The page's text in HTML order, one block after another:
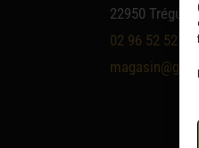
22950
02 96 52 52 52